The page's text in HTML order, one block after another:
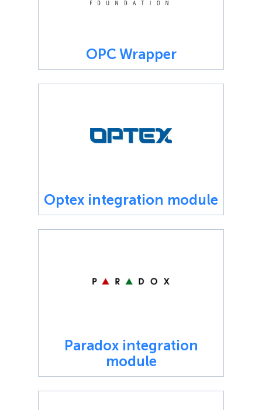
OPC Wrapper
Optex integration module
Paradox integration
module